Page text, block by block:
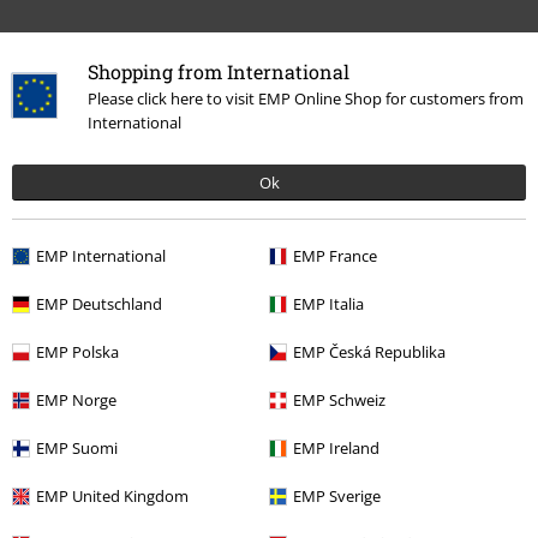
Shopping from International
Please click here to visit EMP Online Shop for customers from
International
Ok
EMP International EMP France
EMP Deutschland EMP Italia
EMP Polska EMP Česká Republika
EMP Norge EMP Schweiz
EMP Suomi EMP Ireland
EMP United Kingdom EMP Sverige
Frakr 263.45
More categories. More options.